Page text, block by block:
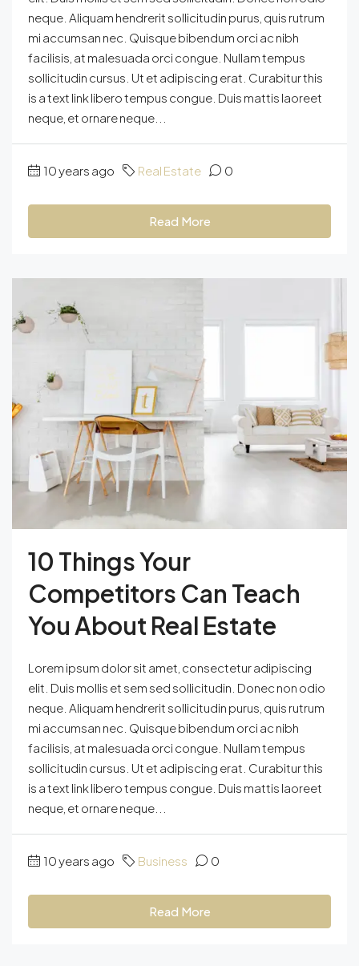
neque. Aliquam hendrerit sollicitudin purus, quis rutrum
mi accumsan nec. Quisque bibendum orci ac nibh
facilisis, at malesuada orci congue. Nullam tempus
sollicitudin cursus. Ut et adipiscing erat. Curabitur this
is a text link libero tempus congue. Duis mattis laoreet
neque, et ornare neque...
10 years ago Real Estate 0
Read More
10 Things Your
Competitors Can Teach
You About Real Estate
Lorem ipsum dolor sit amet, consectetur adipiscing
elit. Duis mollis et sem sed sollicitudin. Donec non odio
neque. Aliquam hendrerit sollicitudin purus, quis rutrum
mi accumsan nec. Quisque bibendum orci ac nibh
facilisis, at malesuada orci congue. Nullam tempus
sollicitudin cursus. Ut et adipiscing erat. Curabitur this
is a text link libero tempus congue. Duis mattis laoreet
neque, et ornare neque...
10 years ago Business 0
Read More